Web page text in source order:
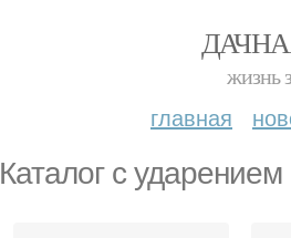
жизнь
главная
Каталог с ударением